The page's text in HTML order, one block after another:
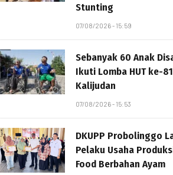
Stunting
07/08/2026 - 15:59
Sebanyak 60 Anak
Ikuti Lomba HUT ke-
Kalijudan
07/08/2026 - 15:53
DKUPP Probolinggo
Pelaku Usaha
Food Berbahan Ayam